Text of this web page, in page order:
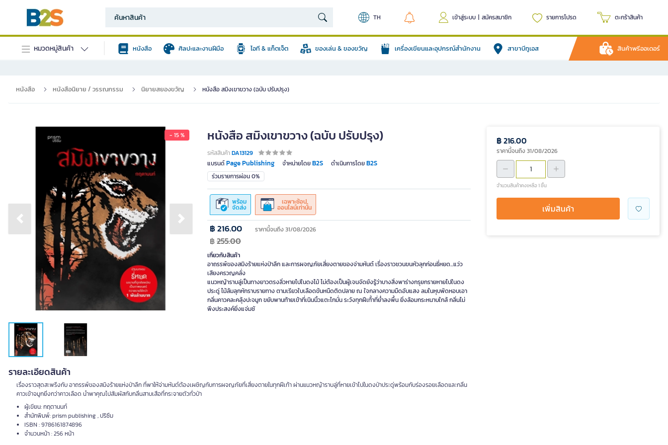
TH เข้าสู่ระบบ | สมัครสมาชิก รายการโปรด ตะกร้าสินค้า
หมวดหมู่สินค้า หนังสือ ศิลปะและงานฝีมือ ไอที & แก็ตเจ็ต ของเล่น & ของขวัญ เครื่องเขียนและอุปกรณ์สำนักงาน สาขาบีทูเอส สินค้าพรีออเดอร์
หนังสือ หนังสือนิยาย / วรรณกรรม นิยายสยองขวัญ หนังสือ สมิงเขาขวาง (ฉบับ ปรับปรุง)
- 15 %
Previous slide Next slide
หนังสือ สมิงเขาขวาง (ฉบับ ปรับปรุง)
รหัสสินค้าDA13129
แบรนด์Page Publishing จำหน่ายโดยB2S ดำเนินการโดยB2S
ร่วมรายการผ่อน 0%
พร้อม
จัดส่ง
เฉพาะช้อป
ออนไลน์เท่านั้น
฿ 216.00 ราคานี้จนถึง 31/08/2026
฿255.00
เกี่ยวกับสินค้า
อาถรรพ์ของสมิงร้ายแห่งป่าลึก และการผจญภัยเสี่ยงตายของจ่ามหันต์ เรื่องราวชวนขนหัวลุกก่อนธี่หยด...แว่ว
เสียงครวญคลั่ง
แนวหญ้าราบลู่เป็นทางยาวตรงลิ่วหายไปในดงไม้ ไม่ต้องเป็นผู้เจนจัดยังรู้ว่าบางสิ่งพาร่างกรุยกรายหายไปในดง
ประดู่ ไม้ล้มลุกหักราบรายทาง ตามเรียวใบเลือดข้นหนืดติดปลาย ณ ใจกลางความมืดอับแสง ลมในหุบพัดหอบเอา
กลิ่นคาวคละคลุ้งปะจมูก ขยับพานท้ายเข้าที่เนินนิ้วแตะไกมั่น ระวังทุกฝีเท้้าที่ย่ำลงพื้น ยิ่งล้อมกระหนาบใกล้ กลิ่นไม่
พึงประสงค์ยิ่งแจ่มชั
รายละเอียดสินค้า
เรื่องราวสุดสะพรึงกับ อาถรรพ์ของสมิงร้ายแห่งป่าลึก ที่พาให้จ่ามหันต์ต้องเผชิญกับการผจญภัยที่เสี่ยงตายในทุกฝีเท้า ผ่านแนวหญ้าราบลู่ที่หายเข้าไปในดงป่าประดู่พร้อมกับร่องรอยเลือดและกลิ่น
คาวเข้าจมูกยิ่งกว่าคาวเลือด นำพาคุณไปสัมผัสกับกลิ่นสาบเสือที่กระจายตัวทั่วป่า
ผู้เขียน: กฤตานนท์
สำนักพิมพ์: prism publishing , ปริซึม
ISBN : 9786161874896
จำนวนหน้า : 256 หน้า
฿ 216.00
ราคานี้จนถึง 31/08/2026
จำนวนสินค้าคงเหลือ 1 ชิ้น
เพิ่มสินค้า